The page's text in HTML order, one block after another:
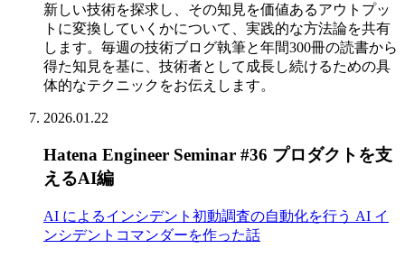
新しい技術を探求し、その知見を価値あるアウトプッ
トに変換していくかについて、実践的な方法論を共有
します。毎週の技術ブログ執筆と年間300冊の読書から
得た知見を基に、技術者として成長し続けるための具
体的なテクニックをお伝えします。
2026.01.22
Hatena Engineer Seminar #36 プロダクトを支
えるAI編
AI によるインシデント初動調査の自動化を行う AI イ
ンシデントコマンダーを作った話